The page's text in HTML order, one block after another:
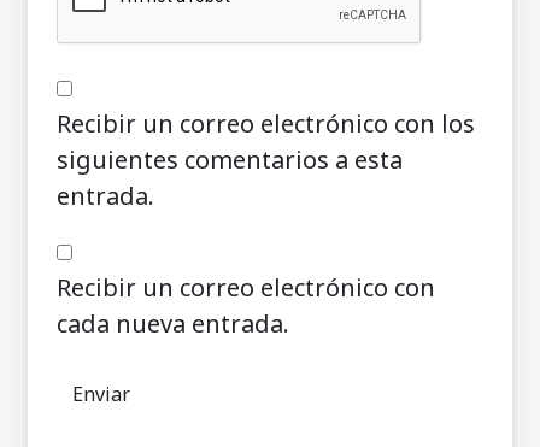
Recibir un correo electrónico con los
siguientes comentarios a esta
entrada.
Recibir un correo electrónico con
cada nueva entrada.